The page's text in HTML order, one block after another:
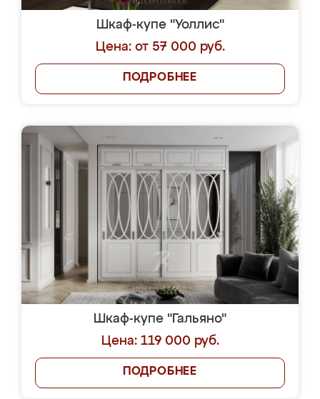
Шкаф-купе "Уоллис"
Цена: от 57 000 руб.
ПОДРОБНЕЕ
Шкаф-купе "Гальяно"
Цена: 119 000 руб.
ПОДРОБНЕЕ